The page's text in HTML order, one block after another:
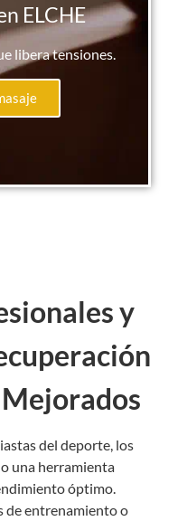
ELCHE
libera tensiones.
y
del deporte, los
una herramienta
óptimo.
de entrenamiento o